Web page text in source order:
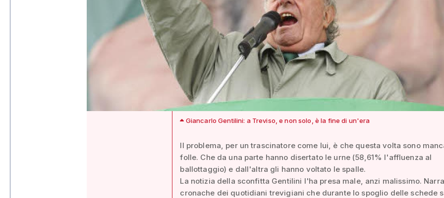
Giancarlo Gentilini: a Treviso, e non solo, è la fine di un'era
Il problema, per un trascinatore come lui, è che questa volta sono
folle. Che da una parte hanno disertato le urne (58,61% l'affluenza al
ballottaggio) e dall'altra gli hanno voltato le spalle.
La notizia della sconfitta Gentilini l'ha presa male, anzi malissimo.
cronache dei quotidiani trevigiani che durante lo spoglio delle schede